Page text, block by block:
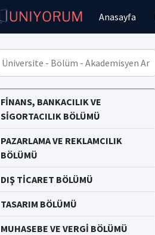
Anasayfa
FİNANS, BANKACILIK VE
SİGORTACILIK BÖLÜMÜ
PAZARLAMA VE REKLAMCILIK
BÖLÜMÜ
DIŞ TİCARET BÖLÜMÜ
TASARIM BÖLÜMÜ
MUHASEBE VE VERGİ BÖLÜMÜ